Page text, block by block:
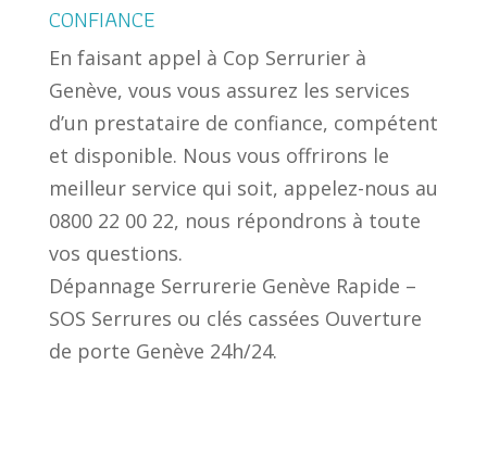
CONFIANCE
En faisant appel à Cop Serrurier à
Genève, vous vous assurez les services
d’un prestataire de confiance, compétent
et disponible. Nous vous offrirons le
meilleur service qui soit, appelez-nous au
0800 22 00 22, nous répondrons à toute
vos questions.
Dépannage Serrurerie Genève Rapide –
SOS Serrures ou clés cassées Ouverture
de porte Genève 24h/24.